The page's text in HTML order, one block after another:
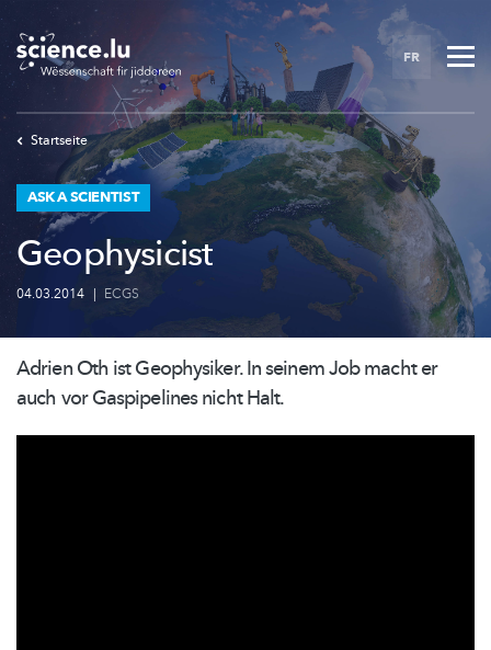
Skip
main
content
FR
Startseite
ASK A SCIENTIST
Geophysicist
04.03.2014 | ECGS
Adrien Oth ist Geophysiker. In seinem Job macht er
auch vor Gaspipelines nicht Halt.